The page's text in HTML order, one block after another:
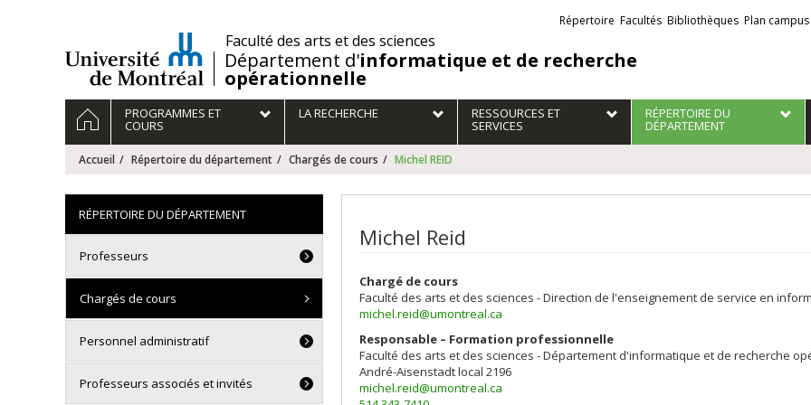
/Faculté des arts et des sciences
Département d'informatique et de recherche
opérationnelle
Liens
externes
Répertoire Facultés Bibliothèques Plan campus
Navigation
principale
ACCUEILPROGRAMMES ET
COURS
LA RECHERCHE RESSOURCES ET
SERVICES
RÉPERTOIRE DU
DÉPARTEMENT
Accueil Répertoire du département Chargés de cours Michel REID
Michel Reid
Chargé de cours
Faculté des arts et des sciences - Direction de l'enseignement de service en
michel.reid@umontreal.ca
Responsable – Formation professionnelle
Faculté des arts et des sciences - Département d'informatique et de recherche
André-Aisenstadtlocal 2196
michel.reid@umontreal.ca
RÉPERTOIRE DU DÉPARTEMENT
Professeurs
Chargés de cours
Personnel administratif
Professeurs associés et invités